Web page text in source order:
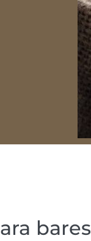
bares